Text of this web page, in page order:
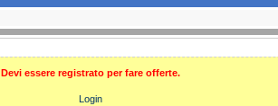
Devi essere registrato per fare offerte.
Login